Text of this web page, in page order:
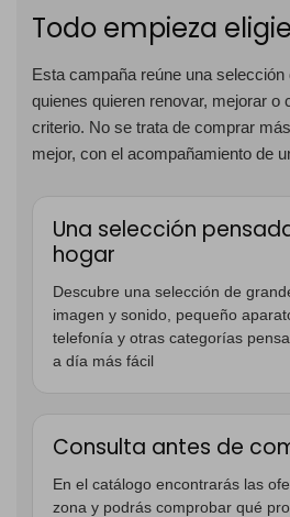
Todo empieza
Esta campaña reúne una
quienes quieren renovar, mejorar o
criterio. No se trata de comprar
mejor, con el acompañamiento de
Una selección
hogar
Descubre una selección de
imagen y sonido, pequeño
telefonía y otras categorías
a día más fácil
Consulta antes de
En el catálogo encontrarás las
zona y podrás comprobar qué